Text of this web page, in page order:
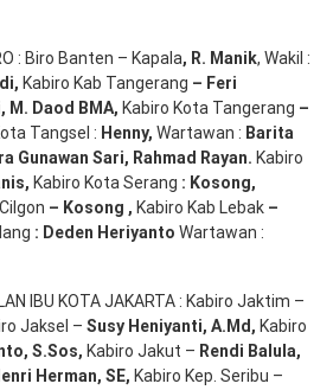
: Biro Banten – Kapala, R. Manik, Wakil :
, Kabiro Kab Tangerang – Feri
M. Daod BMA, Kabiro Kota Tangerang –
Tangsel : Henny, Wartawan : Barita
Gunawan Sari, Rahmad Rayan. Kabiro
, Kabiro Kota Serang : Kosong,
– Kosong , Kabiro Kab Lebak –
: Deden Heriyanto Wartawan :
IBU KOTA JAKARTA : Kabiro Jaktim –
Jaksel – Susy Heniyanti, A.Md , Kabiro
S.Sos, Kabiro Jakut – Rendi Balula,
Herman, SE, Kabiro Kep. Seribu –